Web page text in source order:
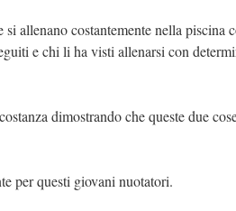
allenano costantemente nella piscina
e chi li ha visti allenarsi con
dimostrando che queste due
per questi giovani nuotatori.